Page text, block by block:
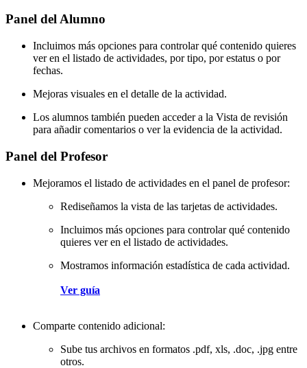
Panel del Alumno
Incluimos más opciones para controlar qué contenido quieres
ver en el listado de actividades, por tipo, por estatus o por
fechas.
Mejoras visuales en el detalle de la actividad.
Los alumnos también pueden acceder a la Vista de revisión
para añadir comentarios o ver la evidencia de la actividad.
Panel del Profesor
Mejoramos el listado de actividades en el panel de profesor:
Rediseñamos la vista de las tarjetas de actividades.
Incluimos más opciones para controlar qué contenido
quieres ver en el listado de actividades.
Mostramos información estadística de cada actividad.
Ver guía
Comparte contenido adicional:
Sube tus archivos en formatos .pdf, xls, .doc, .jpg entre
otros.